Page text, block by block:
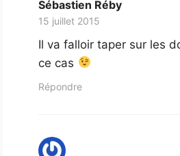
Sébastien Réby
15 juillet 2015
Il va falloir taper sur les
ce cas
Répondre